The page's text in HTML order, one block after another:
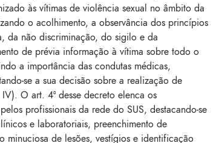
às vítimas de violência sexual no âmbito da
o acolhimento, a observância dos princípios
da não discriminação, do sigilo e da
de prévia informação à vítima sobre todo o
a importância das condutas médicas,
se a sua decisão sobre a realização de
O art. 4º desse decreto elenca os
profissionais da rede do SUS, destacando-se
e laboratoriais, preenchimento de
minuciosa de lesões, vestígios e identificação